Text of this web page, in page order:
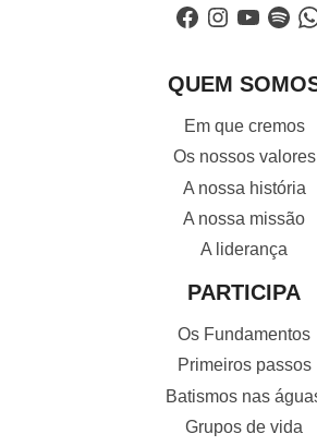
Facebook
Instagram
YouTube
Spotify
QUEM
Em que cremos
Os nossos valores
A nossa história
A nossa missão
A liderança
PARTICIPA
Os Fundamentos
Primeiros passos
Batismos nas
Grupos de vida